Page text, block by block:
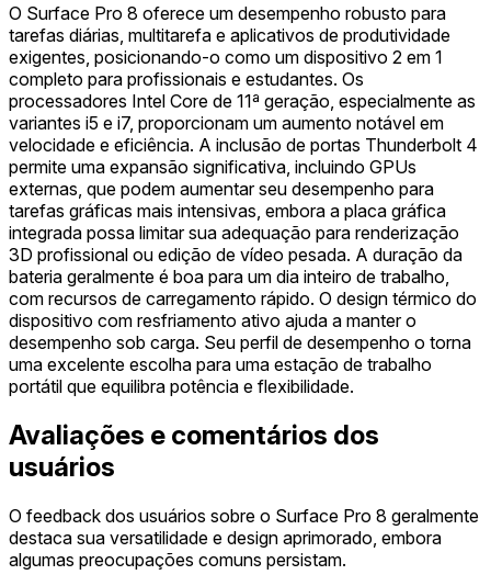
O Surface Pro 8 oferece um desempenho robusto para
tarefas diárias, multitarefa e aplicativos de produtividade
exigentes, posicionando-o como um dispositivo 2 em 1
completo para profissionais e estudantes. Os
processadores Intel Core de 11ª geração, especialmente as
variantes i5 e i7, proporcionam um aumento notável em
velocidade e eficiência. A inclusão de portas Thunderbolt 4
permite uma expansão significativa, incluindo GPUs
externas, que podem aumentar seu desempenho para
tarefas gráficas mais intensivas, embora a placa gráfica
integrada possa limitar sua adequação para renderização
3D profissional ou edição de vídeo pesada. A duração da
bateria geralmente é boa para um dia inteiro de trabalho,
com recursos de carregamento rápido. O design térmico do
dispositivo com resfriamento ativo ajuda a manter o
desempenho sob carga. Seu perfil de desempenho o torna
uma excelente escolha para uma estação de trabalho
portátil que equilibra potência e flexibilidade.
Avaliações e comentários dos
usuários
O feedback dos usuários sobre o Surface Pro 8 geralmente
destaca sua versatilidade e design aprimorado, embora
algumas preocupações comuns persistam.